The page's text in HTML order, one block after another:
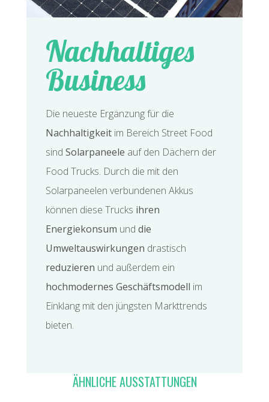
Nachhaltiges
Business
Die neueste Ergänzung für die
Nachhaltigkeit im Bereich Street Food
sind Solarpaneele auf den Dächern der
Food Trucks. Durch die mit den
Solarpaneelen verbundenen Akkus
können diese Trucks ihren
Energiekonsum und die
Umweltauswirkungen drastisch
reduzieren und außerdem ein
hochmodernes Geschäftsmodell im
Einklang mit den jüngsten Markttrends
bieten.
ÄHNLICHE AUSSTATTUNGEN